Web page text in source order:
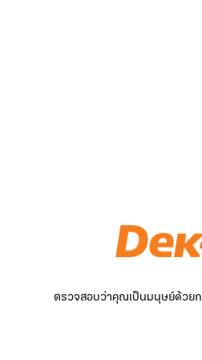
ตรวจสอบว่าคุณเป็นมนุษย์ด้วยก